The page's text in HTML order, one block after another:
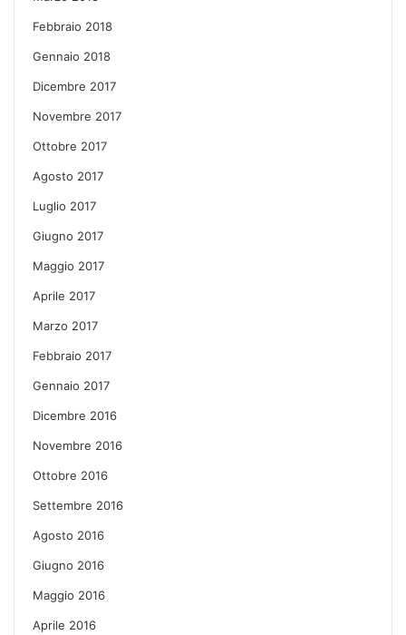
Febbraio 2018
Gennaio 2018
Dicembre 2017
Novembre 2017
Ottobre 2017
Agosto 2017
Luglio 2017
Giugno 2017
Maggio 2017
Aprile 2017
Marzo 2017
Febbraio 2017
Gennaio 2017
Dicembre 2016
Novembre 2016
Ottobre 2016
Settembre 2016
Agosto 2016
Giugno 2016
Maggio 2016
Aprile 2016